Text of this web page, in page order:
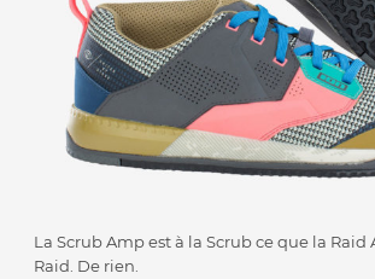
La Scrub Amp est à la Scrub ce que la Raid
Raid. De rien.